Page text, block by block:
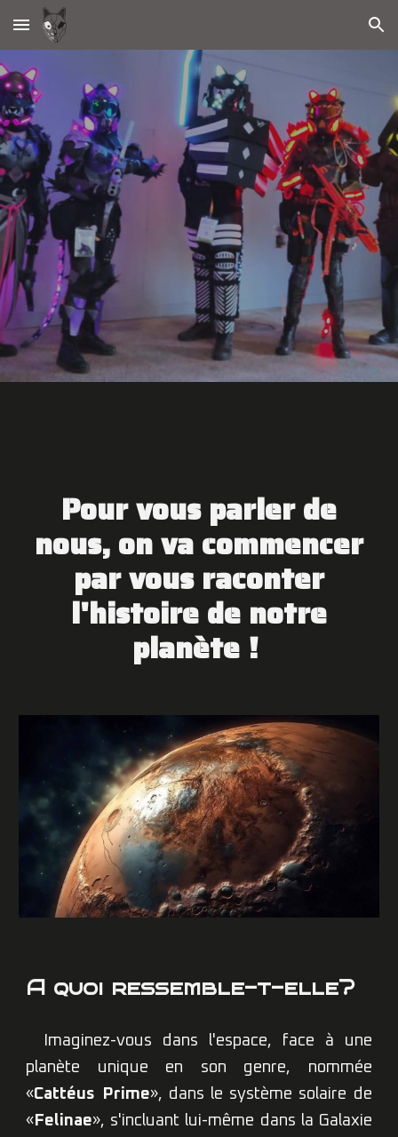
Skip to main content Skip to navigation
Pourvous parler de
nous, on va commencer
par vous raconter
l'histoire de notre
planète !
A quoi ressemble-t-elle?
Imaginez-vous dans l'espace, face à une
planète unique en son genre, nommée
«Cattéus Prime», dans le système solaire de
« Felinae», s'incluant lui-même dans la Galaxie